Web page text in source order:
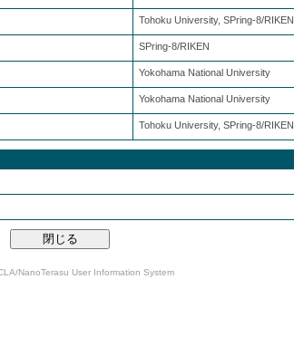
Tohoku University, SPring-8/RIKEN
SPring-8/RIKEN
Yokohama National University
Yokohama National University
Tohoku University, SPring-8/RIKEN
NanoTerasu User Information System